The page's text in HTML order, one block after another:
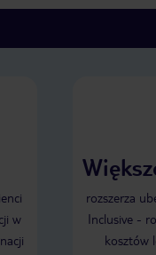
🤩
ekipy hotelu
cały
na wysokim
nawet się
ogarnięte
przejdę
traktowany
super a
bo
w
rozszerza
Inclusive -
kosztów